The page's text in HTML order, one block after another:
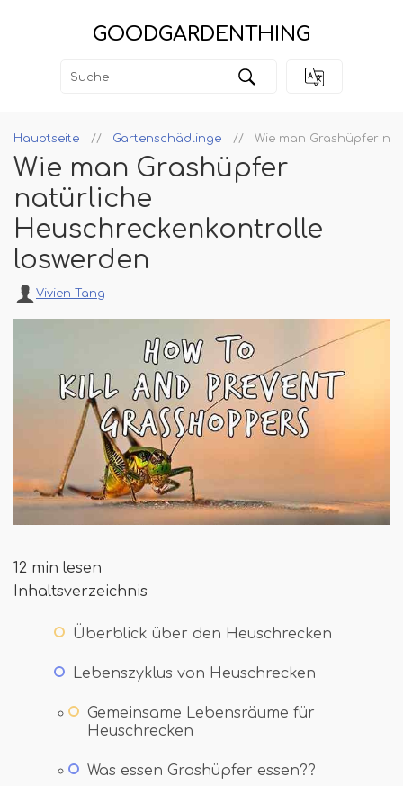
GOODGARDENTHING
Hauptseite Gartenschädlinge Wie man Grashüpfer
Wie man Grashüpfer
natürliche
Heuschreckenkontrolle
loswerden
Vivien Tang
12 min lesen
Inhaltsverzeichnis
Überblick über den Heuschrecken
Lebenszyklus von Heuschrecken
Gemeinsame Lebensräume für
Heuschrecken
Was essen Grashüpfer essen??